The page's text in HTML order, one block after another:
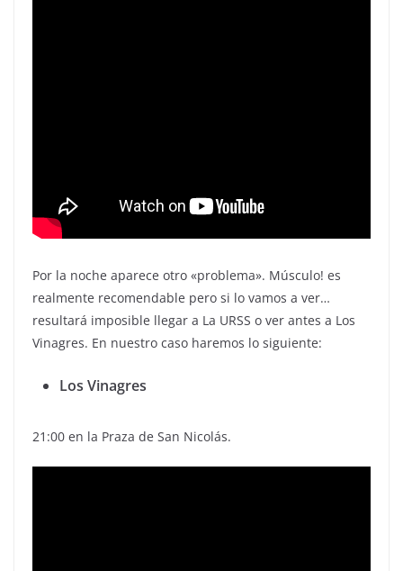
Por la noche aparece otro «problema». Músculo! es
realmente recomendable pero si lo vamos a ver…
resultará imposible llegar a La URSS o ver antes a Los
Vinagres. En nuestro caso haremos lo siguiente:
Los Vinagres
21:00 en la Praza de San Nicolás.